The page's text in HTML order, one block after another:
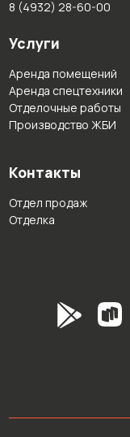
8 (4932) 28-60-00
Услуги
Аренда помещений
Аренда спецтехники
Отделочные работы
Производство ЖБИ
Контакты
Отдел продаж
Отделка